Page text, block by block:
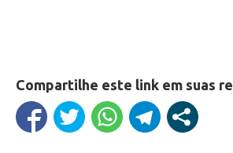
Compartilhe este link em suas